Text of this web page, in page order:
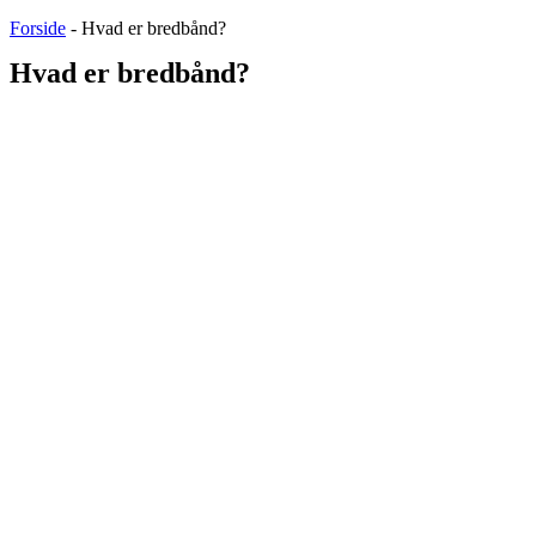
Forside - Hvad er bredbånd?
Hvad er bredbånd?